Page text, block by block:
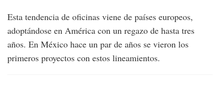
Esta tendencia de oficinas viene de países europeos,
adoptándose en América con un regazo de hasta tres
años. En México hace un par de años se vieron los
primeros proyectos con estos lineamientos.